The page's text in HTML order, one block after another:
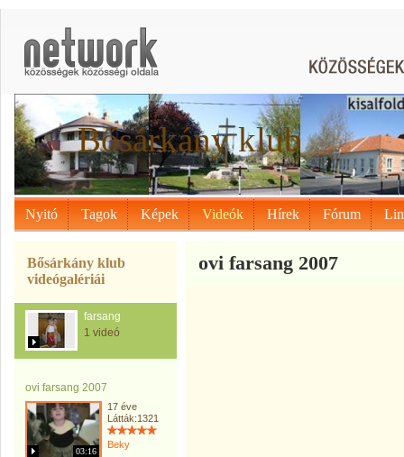
Bősárkány klub
Nyitó Tagok Képek Videók Hírek Fórum
Bősárkány klub
videógalériái
farsang
1 videó
ovi farsang 2007
03:16
17 éve
Látták:1321
Beky
ovi farsang 2007